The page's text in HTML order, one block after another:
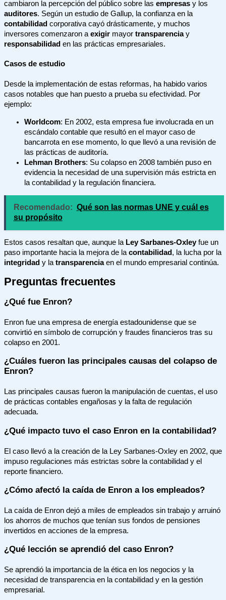
cambiaron la percepción del público sobre las empresas y los
auditores. Según un estudio de Gallup, la confianza en la
contabilidad corporativa cayó drásticamente, y muchos
inversores comenzaron a exigir mayor transparenciay
responsabilidad en las prácticas empresariales.
Casos de estudio
Desde la implementación de estas reformas, ha habido varios
casos notables que han puesto a prueba su efectividad. Por
ejemplo:
Worldcom: En 2002, esta empresa fue involucrada en un
escándalo contable que resultó en el mayor caso de
bancarrota en ese momento, lo que llevó a una revisión de
las prácticas de auditoría.
Lehman Brothers: Su colapso en 2008 también puso en
evidencia la necesidad de una supervisión más estricta en
la contabilidad y la regulación financiera.
Recomendado: Qué son las normas UNE y cuál es
su propósito
Estos casos resaltan que, aunque la Ley Sarbanes-Oxleyfue un
paso importante hacia la mejora de lacontabilidad, la lucha por la
integridad y latransparenciaen el mundo empresarial continúa.
Preguntas frecuentes
¿Qué fue Enron?
Enron fue una empresa de energía estadounidense que se
convirtió en símbolo de corrupción y fraudes financieros tras su
colapso en 2001.
¿Cuáles fueron las principales causas del colapso de
Enron?
Las principales causas fueron la manipulación de cuentas, el uso
de prácticas contables engañosas y la falta de regulación
adecuada.
¿Qué impacto tuvo el caso Enron en la contabilidad?
El caso llevó a la creación de la Ley Sarbanes-Oxley en 2002, que
impuso regulaciones más estrictas sobre la contabilidad y el
reporte financiero.
¿Cómo afectó la caída de Enron a los empleados?
La caída de Enron dejó a miles de empleados sin trabajo y arruinó
los ahorros de muchos que tenían sus fondos de pensiones
invertidos en acciones de la empresa.
¿Qué lección se aprendió del caso Enron?
Se aprendió la importancia de la ética en los negocios y la
necesidad de transparencia en la contabilidad y en la gestión
empresarial.